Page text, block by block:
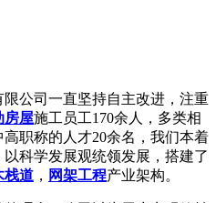
公司一直坚持自主改进，注重
房屋施工员工170余人，多类相
职称的人才20余名，我们本着
科学发展观统领发展，搭建了
栈道 ， 网架工程产业架构。